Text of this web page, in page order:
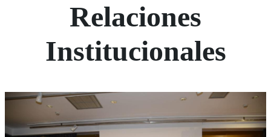
Relaciones
Institucionales